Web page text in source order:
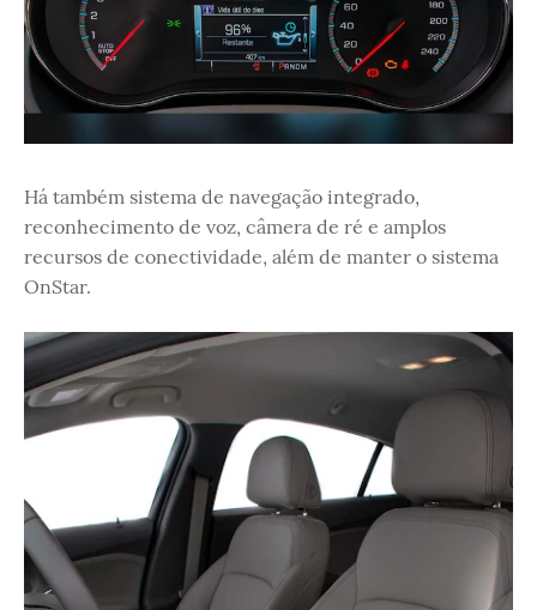
Há também sistema de navegação integrado,
reconhecimento de voz, câmera de ré e amplos
recursos de conectividade, além de manter o sistema
OnStar.